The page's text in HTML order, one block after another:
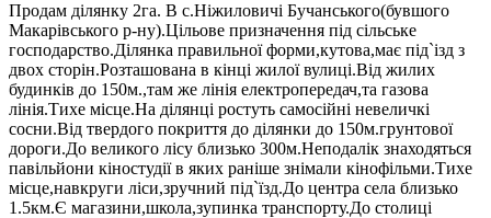
Продам ділянку 2га. В с.Ніжиловичі Бучанського(бувшого
Макарівського р-ну).Цільове призначення під сільське
господарство.Ділянка правильної форми,кутова,має під`ізд з
двох сторін.Розташована в кінці жилої вулиці.Від жилих
будинків до 150м.,там же лінія електропередач,та газова
лінія.Тихе місце.На ділянці ростуть самосійні невеличкі
сосни.Від твердого покриття до ділянки до 150м.грунтової
дороги.До великого лісу близько 300м.Неподалік знаходяться
павільйони кіностудії в яких раніше знімали кінофільми.Тихе
місце,навкруги ліси,зручний під`їзд.До центра села близько
1.5км.Є магазини,школа,зупинка транспорту.До столиці